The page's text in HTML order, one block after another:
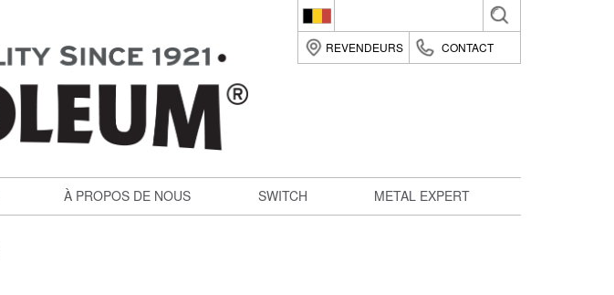
Belgique (fr)
Italia (it)
REVENDEURS CONTACT
À PROPOS DE NOUS SWITCH METAL EXPERT